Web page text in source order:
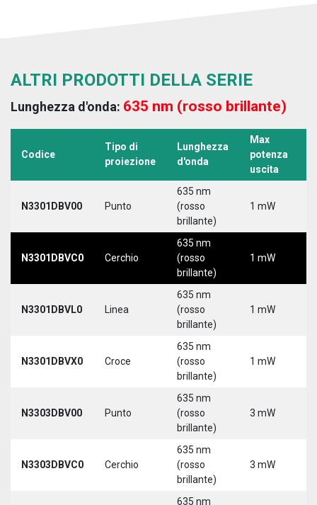
ALTRI PRODOTTI DELLA SERIE
Lunghezza d'onda: 635 nm (rosso brillante)
Codice
Tipo di
proiezione
Lunghezza
d'onda
Max
potenza
uscita
N3301DBV00 Punto
635 nm
(rosso
brillante)
1 mW
N3301DBVC0 Cerchio
635 nm
(rosso
brillante)
1 mW
N3301DBVL0 Linea
635 nm
(rosso
brillante)
1 mW
N3301DBVX0 Croce
635 nm
(rosso
brillante)
1 mW
N3303DBV00 Punto
635 nm
(rosso
brillante)
3 mW
N3303DBVC0 Cerchio
635 nm
(rosso
brillante)
3 mW
635 nm